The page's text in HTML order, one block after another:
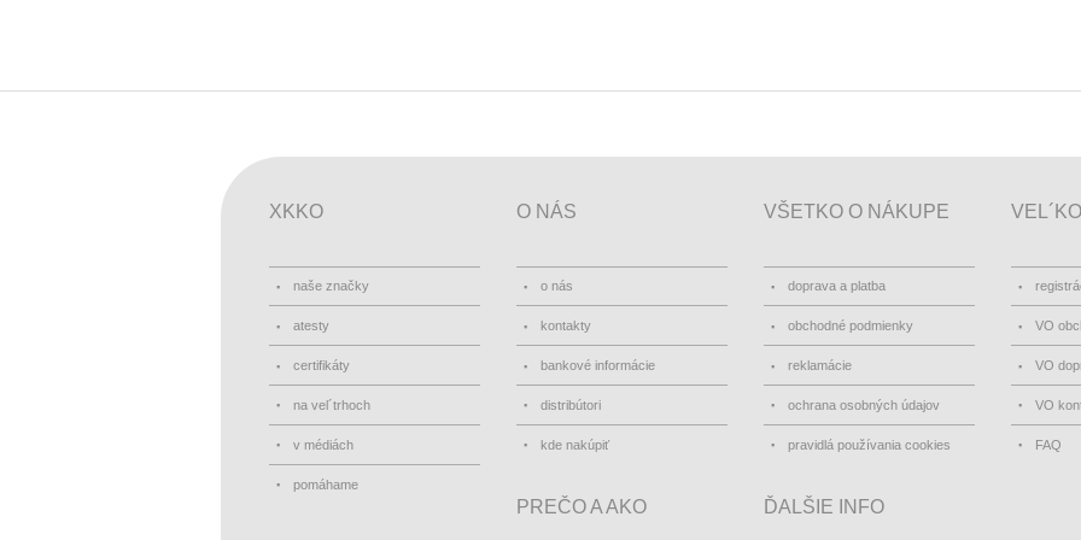
XKKO
naše značky
atesty
certifikáty
na vel´trhoch
v médiách
pomáhame
O NÁS
o nás
kontakty
bankové informácie
distribútori
kde nakúpiť
VŠETKO O NÁKUPE
doprava a platba
obchodné podmienky
reklamácie
ochrana osobných údajov
pravidlá používania cookies
VO
VO
VO
FAQ
PREČO A AKO ĎALŠIE INFO